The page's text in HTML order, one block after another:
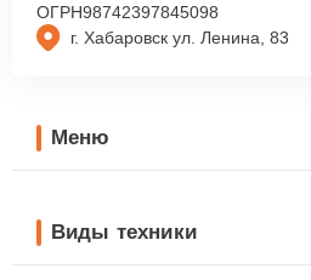
г. Хабаровск ул. Ленина, 83
ОГРН98742397845098
Меню
Виды техники